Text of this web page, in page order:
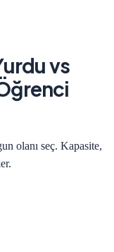
vs
olanı seç. Kapasite,